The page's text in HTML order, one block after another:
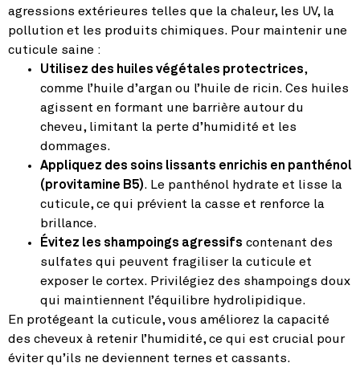
agressions extérieures telles que la chaleur, les UV, la
pollution et les produits chimiques. Pour maintenir une
cuticule saine :
Utilisez des huiles végétales protectrices,
comme l’huile d’argan ou l’huile de ricin. Ces huiles
agissent en formant une barrière autour du
cheveu, limitant la perte d’humidité et les
dommages.
Appliquez des soins lissants enrichis en panthénol
(provitamine B5). Le panthénol hydrate et lisse la
cuticule, ce qui prévient la casse et renforce la
brillance.
Évitez les shampoings agressifs contenant des
sulfates qui peuvent fragiliser la cuticule et
exposer le cortex. Privilégiez des shampoings doux
qui maintiennent l’équilibre hydrolipidique.
En protégeant la cuticule, vous améliorez la capacité
des cheveux à retenir l’humidité, ce qui est crucial pour
éviter qu’ils ne deviennent ternes et cassants.